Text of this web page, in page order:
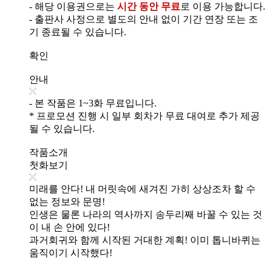
- 해당 이용권으로는 시간 동안 무료 로 이용 가능합니다.
- 출판사 사정으로 별도의 안내 없이 기간 연장 또는 조
기 종료될 수 있습니다.
확인
안내
- 본 작품은 1~3화 무료입니다.
* 프로모션 진행 시 일부 회차가 무료 대여로 추가 제공
될 수 있습니다.
작품소개
첫화보기
미래를 안다! 내 머릿속에 새겨진 가히 상상조차 할 수
없는 정보와 문명!
인생은 물론 나라의 역사까지 송두리째 바꿀 수 있는 것
이 내 손 안에 있다!
과거회귀와 함께 시작된 거대한 계획! 이미 톱니바퀴는
움직이기 시작했다!